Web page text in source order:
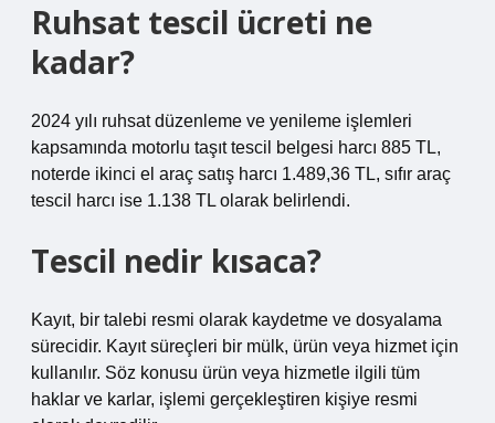
Ruhsat tescil ücreti ne
kadar?
2024 yılı ruhsat düzenleme ve yenileme işlemleri
kapsamında motorlu taşıt tescil belgesi harcı 885 TL,
noterde ikinci el araç satış harcı 1.489,36 TL, sıfır araç
tescil harcı ise 1.138 TL olarak belirlendi.
Tescil nedir kısaca?
Kayıt, bir talebi resmi olarak kaydetme ve dosyalama
sürecidir. Kayıt süreçleri bir mülk, ürün veya hizmet için
kullanılır. Söz konusu ürün veya hizmetle ilgili tüm
haklar ve karlar, işlemi gerçekleştiren kişiye resmi